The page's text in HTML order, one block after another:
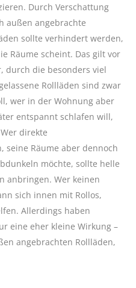
Durch Verschattung
außen angebrachte
sollte verhindert werden,
Räume scheint. Das gilt vor
durch die besonders viel
Rollläden sind zwar
wer in der Wohnung aber
entspannt schlafen will,
direkte
seine Räume aber dennoch
möchte, sollte helle
anbringen. Wer keinen
sich innen mit Rollos,
Allerdings haben
eine eher kleine Wirkung –
angebrachten Rollläden,